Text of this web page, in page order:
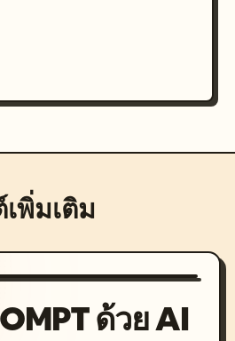
พิ่มเติม
ด้วย AI